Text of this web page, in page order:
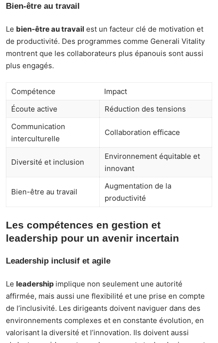
Bien-être au travail
Le bien-être au travail est un facteur clé de motivation et
de productivité. Des programmes comme Generali Vitality
montrent que les collaborateurs plus épanouis sont aussi
plus engagés.
Compétence
Impact
Écoute active
Réduction des tensions
Communication
interculturelle
Collaboration efficace
Diversité et inclusion
Environnement équitable et
innovant
Bien-être au travail
Augmentation de la
productivité
Les compétences en gestion et
leadership pour un avenir incertain
Leadership inclusif et agile
Le leadership implique non seulement une autorité
affirmée, mais aussi une flexibilité et une prise en compte
de l’inclusivité. Les dirigeants doivent naviguer dans des
environnements complexes et en constante évolution, en
valorisant la diversité et l’innovation. Ils doivent aussi